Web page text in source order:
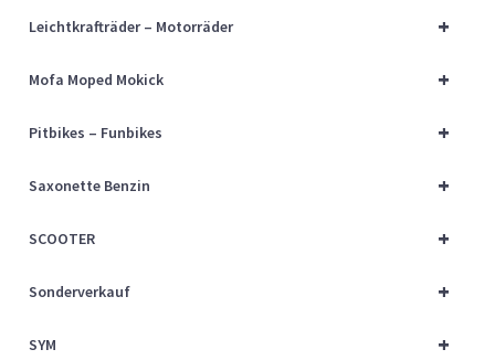
Cart
Checkout
+
Leichtkrafträder – Motorräder
+
Mofa Moped Mokick
+
Pitbikes – Funbikes
+
Saxonette Benzin
+
SCOOTER
+
Sonderverkauf
+
SYM